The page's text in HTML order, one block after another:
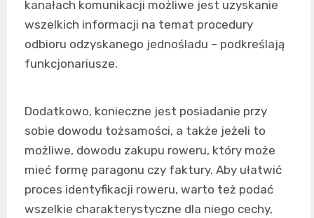
kanałach komunikacji możliwe jest uzyskanie
wszelkich informacji na temat procedury
odbioru odzyskanego jednośladu – podkreślają
funkcjonariusze.
Dodatkowo, konieczne jest posiadanie przy
sobie dowodu tożsamości, a także jeżeli to
możliwe, dowodu zakupu roweru, który może
mieć formę paragonu czy faktury. Aby ułatwić
proces identyfikacji roweru, warto też podać
wszelkie charakterystyczne dla niego cechy,